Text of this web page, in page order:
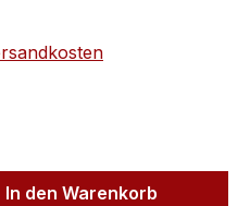
den
In den Warenkorb